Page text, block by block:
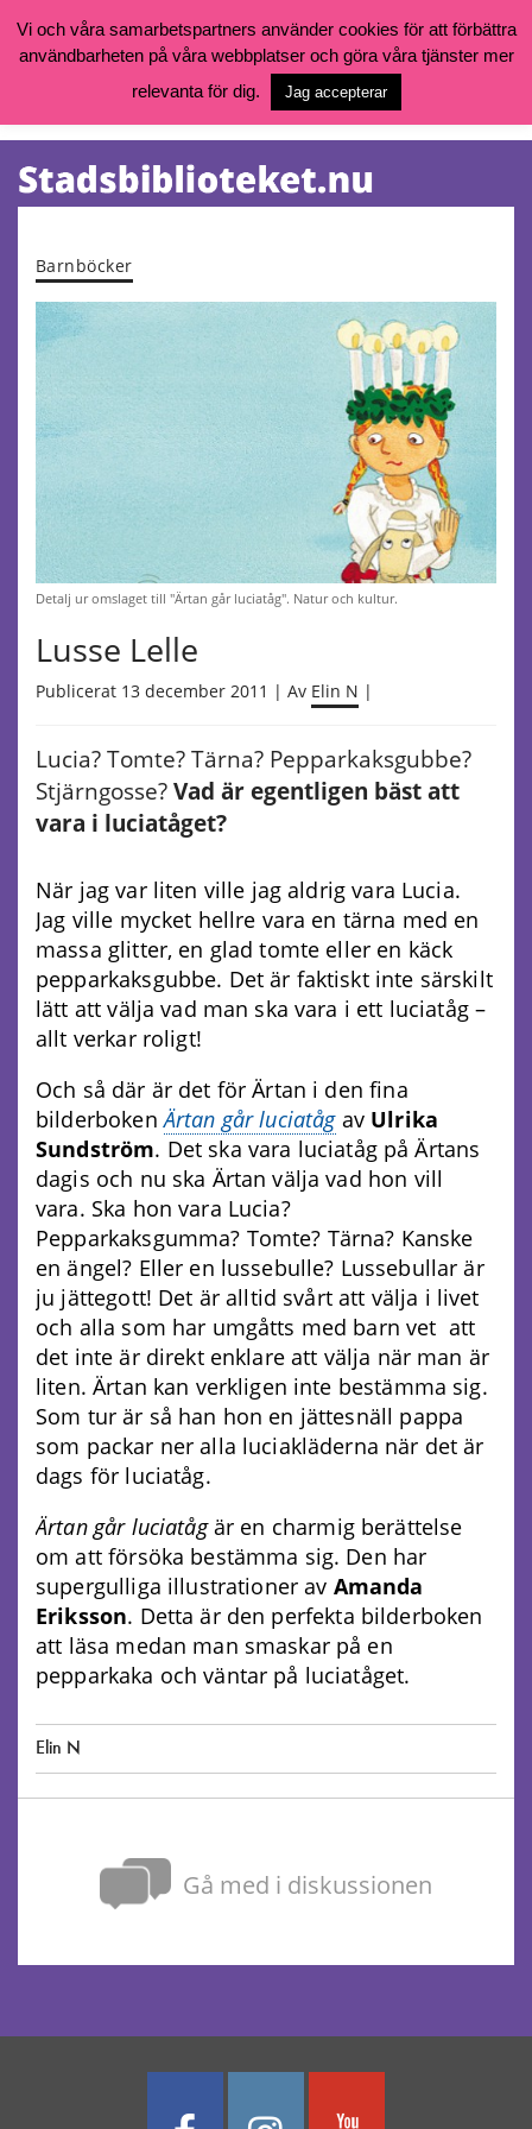
Vill du söka böcker, logga in på ditt bibliotekskonto eller nå övriga
goteborg.se/bibliotek
Öppettider, katalog och kontakt
Tjänster
Barnböcker
Detalj ur omslaget till "Ärtan går luciatåg". Natur och kultur.
Lusse Lelle
Publicerat 13 december 2011 | Av Elin N
Lucia? Tomte? Tärna? Pepparkaksgubbe?
Stjärngosse?Vad är egentligen bäst att
vara i luciatåget?
När jag var liten ville jag aldrig vara Lucia.
Jag ville mycket hellre vara en tärna med en
massa glitter, en glad tomte eller en käck
pepparkaksgubbe. Det är faktiskt inte särskilt
lätt att välja vad man ska vara i ett luciatåg –
allt verkar roligt!
Och så där är det för Ärtan i den fina
bilderbokenÄrtan går luciatågav Ulrika
Sundström. Det ska vara luciatåg på Ärtans
dagis och nu ska Ärtan välja vad hon vill
vara. Ska hon vara Lucia?
Pepparkaksgumma? Tomte? Tärna? Kanske
en ängel? Eller en lussebulle? Lussebullar är
ju jättegott! Det är alltid svårt att välja i livet
och alla som har umgåtts med barn vet att
det inte är direkt enklare att välja när man är
liten. Ärtan kan verkligen inte bestämma sig.
Som tur är så han hon en jättesnäll pappa
som packar ner alla luciakläderna när det är
dags för luciatåg.
Ärtan går luciatågär en charmig berättelse
om att försöka bestämma sig. Den har
supergulliga illustrationer av Amanda
Eriksson. Detta är den perfekta bilderboken
att läsa medan man smaskar på en
pepparkaka och väntar på luciatåget.
Elin N
Gå med i diskussionen
Vi och våra samarbetspartners använder cookies för att förbättra
användbarheten på våra webbplatser och göra våra tjänster mer
relevanta för dig.
Jag accepterar